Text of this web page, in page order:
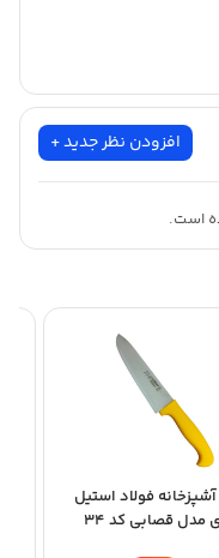
افزودن نظر جدید +
است.
فولاد استیل
مدل قصابی کد 34